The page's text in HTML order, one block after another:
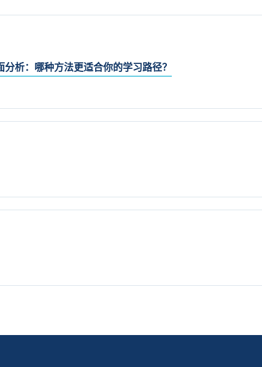
析：哪种方法更适合你的学习路径？